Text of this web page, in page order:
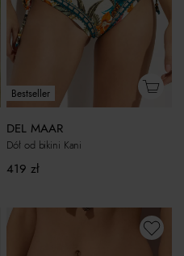
Bestseller
DEL MAAR
Dół od bikini Kani
419 zł